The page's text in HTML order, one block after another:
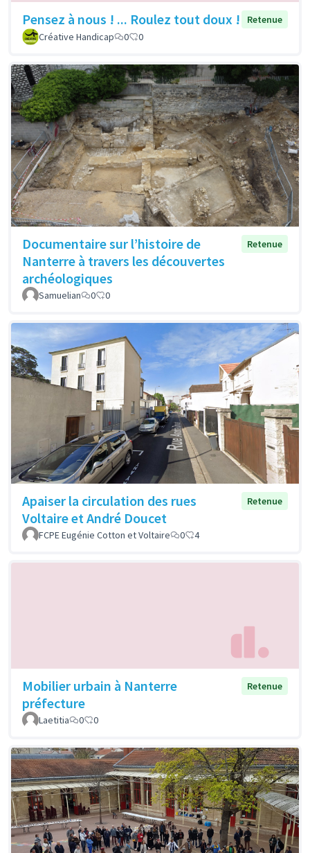
Pensez à nous ! ... Roulez tout doux !
Retenue
Créative Handicap
0 0
Documentaire sur l’histoire de
Nanterre à travers les découvertes
archéologiques
Retenue
Samuelian 0 0
Apaiser la circulation des rues
Voltaire et André Doucet
Retenue
FCPE Eugénie Cotton et Voltaire 0 4
Mobilier urbain à Nanterre
préfecture
Retenue
Laetitia 0 0